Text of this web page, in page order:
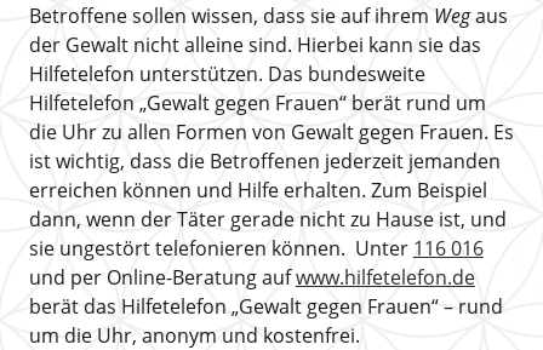
Betroffene sollen wissen, dass sie auf ihrem Wegaus
der Gewalt nicht alleine sind. Hierbei kann sie das
Hilfetelefon unterstützen. Das bundesweite
Hilfetelefon „Gewalt gegen Frauen“ berät rund um
die Uhr zu allen Formen von Gewalt gegen Frauen. Es
ist wichtig, dass die Betroffenen jederzeit jemanden
erreichen können und Hilfe erhalten. Zum Beispiel
dann, wenn der Täter gerade nicht zu Hause ist, und
sie ungestört telefonieren können. Unter 116 016
und per Online-Beratung aufwww.hilfetelefon.de
berät das Hilfetelefon „Gewalt gegen Frauen“ – rund
um die Uhr, anonym und kostenfrei.